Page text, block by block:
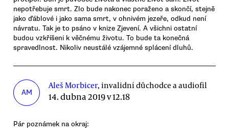
nepotřebuje smrt. Zlo bude nakonec poraženo a skončí, stejně
jako ďáblové i jako sama smrt, v ohnivém jezeře, odkud není
návratu. Tak je to psáno v knize Zjevení. A všichni ostatní
budou vzkříšeni k věčnému životu. To bude ta konečná
spravedlnost. Nikoliv neustálé vzájemné splácení dluhů.
AM
Aleš Morbicer, invalidní důchodce a audiofil
14. dubna 2019 v 12.18
Pár poznámek na okraj: